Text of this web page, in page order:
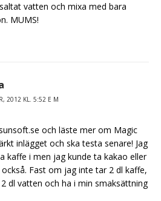
vatten och mixa med bara
MUMS!
2012 KL. 5:52 E M
och läste mer om Magic
inlägget och ska testa senare! Jag
kaffe i men jag kunde ta kakao eller
Fast om jag inte tar 2 dl kaffe,
dl vatten och ha i min smaksättning